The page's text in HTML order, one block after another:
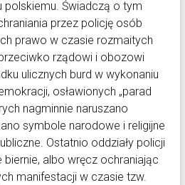
polskiemu. Świadczą o tym
przez policję osób
prawo w czasie rozmaitych
rządowi i obozowi
ulicznych burd w wykonaniu
osławionych „parad
nagminnie naruszano
symbole narodowe i religijne
Ostatnio oddziały policji
biernie, albo wręcz ochraniając
manifestacji w czasie tzw.